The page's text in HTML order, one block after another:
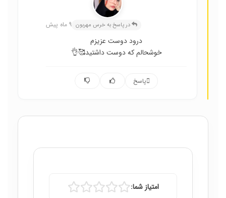
در پاسخ به خرس مهربون 9 ماه پیش
درود دوست عزیزم
خوشحالم که دوست داشتید🥰👌
پاسخ
امتیاز شما: